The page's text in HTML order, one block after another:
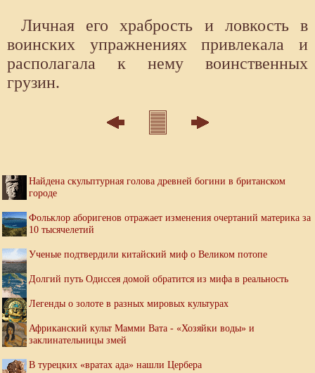
Личная его храбрость и ловкость в
воинских упражнениях привлекала и
располагала к нему воинственных
грузин.
Найдена скульптурная голова древней богини в британском
городе
Фольклор аборигенов отражает изменения очертаний материка за
10 тысячелетий
Ученые подтвердили китайский миф о Великом потопе
Долгий путь Одиссея домой обратится из мифа в реальность
Легенды о золоте в разных мировых культурах
Африканский культ Мамми Вата - «Хозяйки воды» и
заклинательницы змей
В турецких «вратах ада» нашли Цербера